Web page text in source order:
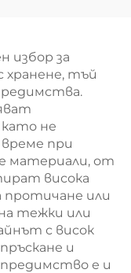
печат за
година/
упаковка
транспорт на
храна
избор за
хранене, тъй
не
при
материали, от
висока
или
тежки или
с висок
и
е и